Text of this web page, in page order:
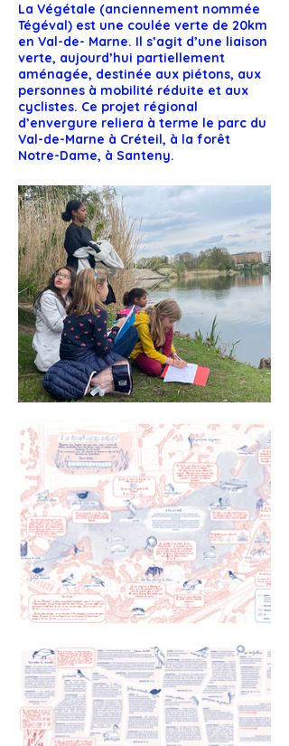
La Végétale (anciennement nommée
Tégéval) est une coulée verte de 20km
en Val-de- Marne. Il s’agit d’une liaison
verte, aujourd’hui partiellement
aménagée, destinée aux piétons, aux
personnes à mobilité réduite et aux
cyclistes. Ce projet régional
d’envergure reliera à terme le parc du
Val-de-Marne à Créteil, à la forêt
Notre-Dame, à Santeny.